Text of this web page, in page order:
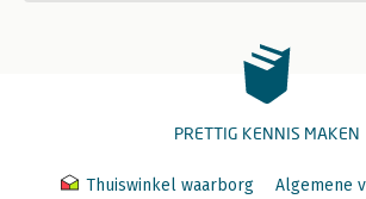
PRETTIG KENNIS MAKEN
Thuiswinkel waarborg Algemene